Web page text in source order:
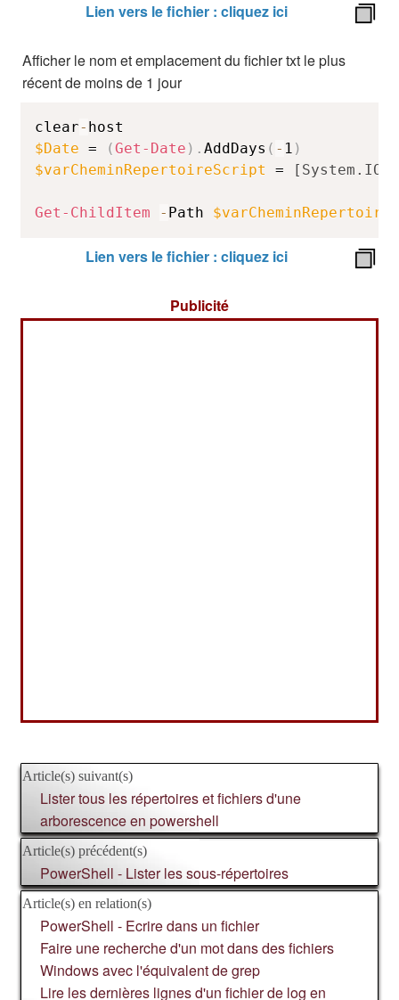
Lien vers le fichier : cliquez ici
Afficher le nom et emplacement du fichier txt le plus
récent de moins de 1 jour
clear-
$Date = (Get-Date ) . AddDays ( - 1 )
$varCheminRepertoireScript
=
Get-ChildItem - Path
Lien vers le fichier : cliquez ici
Publicité
Article(s) suivant(s)
Lister tous les répertoires et fichiers d'une
arborescence en powershell
Article(s) précédent(s)
PowerShell - Lister les sous-répertoires
Article(s) en relation(s)
PowerShell - Ecrire dans un fichier
Faire une recherche d'un mot dans des fichiers
Windows avec l'équivalent de grep
Lire les dernières lignes d'un fichier de log en